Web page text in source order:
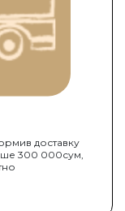
доставку
300 000сум,